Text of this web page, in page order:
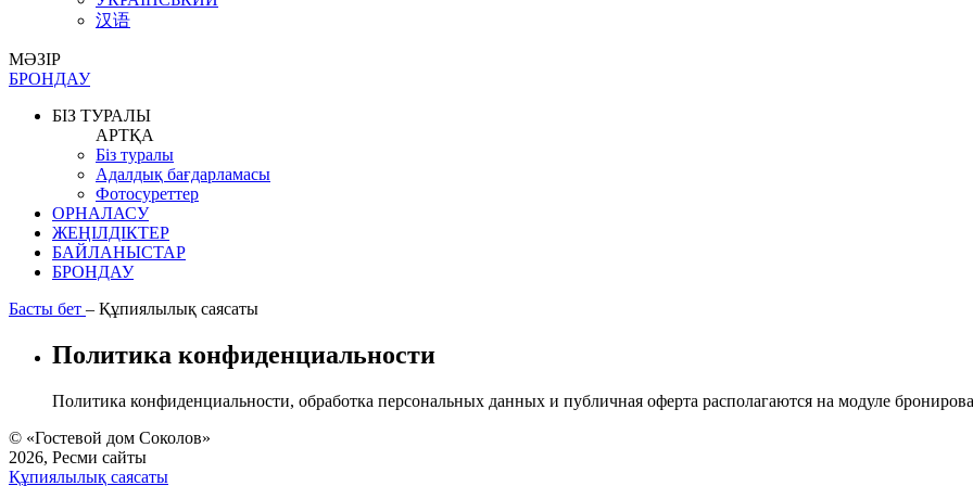
汉语
МӘЗІР
БРОНДАУ
БІЗ ТУРАЛЫ
АРТҚА
Біз туралы
Адалдық бағдарламасы
Фотосуреттер
ОРНАЛАСУ
ЖЕҢІЛДІКТЕР
БАЙЛАНЫСТАР
БРОНДАУ
Басты бет – Құпиялылық саясаты
Политика конфиденциальности
Политика конфиденциальности, обработка персональных данных и публичная оферта располагаются на модуле
© «Гостевой дом Соколов»
2026, Ресми сайты
Құпиялылық саясаты